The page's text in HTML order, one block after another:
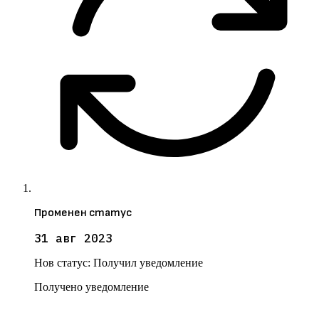
Променен статус
31 авг 2023
Нов статус: Получил уведомление
Получено уведомление